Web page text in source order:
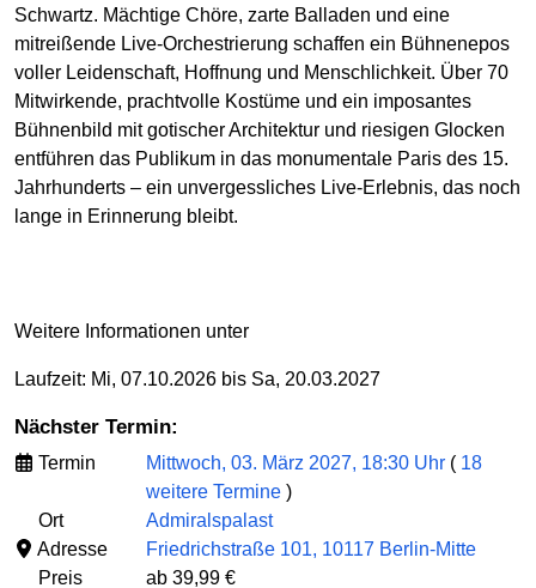
Schwartz. Mächtige Chöre, zarte Balladen und eine
mitreißende Live-Orchestrierung schaffen ein Bühnenepos
voller Leidenschaft, Hoffnung und Menschlichkeit. Über 70
Mitwirkende, prachtvolle Kostüme und ein imposantes
Bühnenbild mit gotischer Architektur und riesigen Glocken
entführen das Publikum in das monumentale Paris des 15.
Jahrhunderts – ein unvergessliches Live-Erlebnis, das noch
lange in Erinnerung bleibt.
Weitere Informationen unter
Laufzeit: Mi, 07.10.2026 bis Sa, 20.03.2027
Nächster Termin:
Termin Mittwoch, 03. März 2027, 18:30 Uhr ( 18
weitere Termine )
Ort
Admiralspalast
Adresse
Friedrichstraße 101, 10117 Berlin-Mitte
Preis
ab 39,99 €